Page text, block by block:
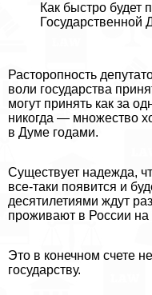
Как быстро будет
Расторопность
воли государства
могут принять как за
никогда — множество
в Думе годами.
Существует надежда,
все-таки появится и
десятилетиями ждут
проживают в России
Это в конечном счете
государству.